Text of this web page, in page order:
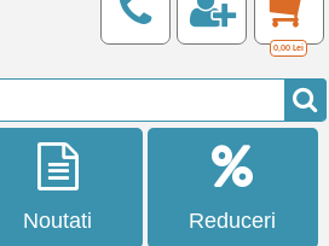
0,00 Lei
Noutati Reduceri